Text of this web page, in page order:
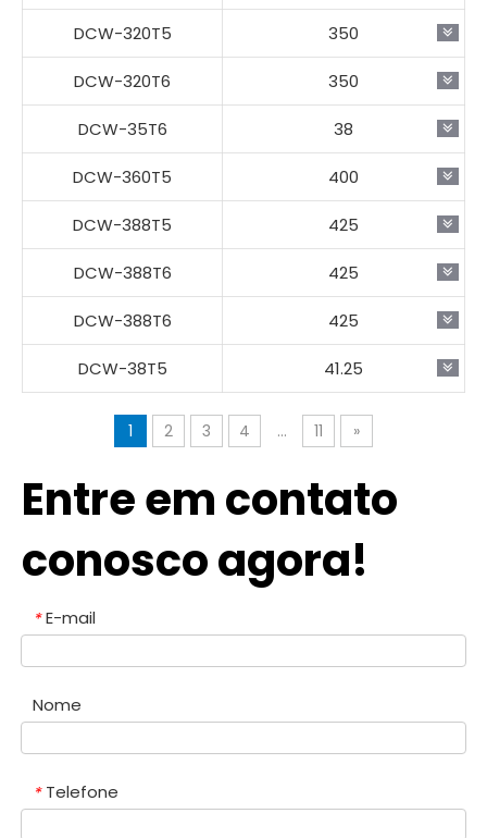
DCW-320T5 350
DCW-320T6 350
DCW-35T6 38
DCW-360T5 400
DCW-388T5 425
DCW-388T6 425
DCW-388T6 425
DCW-38T5 41.25
1 2 3 4 ... 11 »
Entre em contato
conosco agora!
* E-mail
Nome
* Telefone